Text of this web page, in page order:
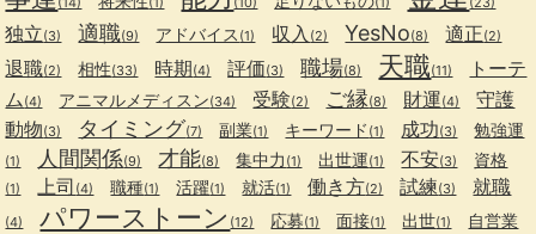
独立(3) 適職(9) アドバイス (1) 収入 (2) YesNo(8) 適正(2)
退職(2) 相性(33) 時期(4) 評価(3) 職場(8) 天職(11)
トーテ
ム (4) アニマルメディスン(34) 受験(2) ご縁(8) 財運(4)
守護
動物(3) タイミング(7) 副業(1) キーワード (1) 成功(3) 勉強運
(1) 人間関係(9) 才能(8) 集中力 (1) 出世運(1) 不安(3) 資格
(1) 上司 (4) 職種(1) 活躍(1) 就活(1) 働き方(2) 試練(3) 就職
(4) パワーストーン (12) 応募(1) 面接(1) 出世(1) 自営業